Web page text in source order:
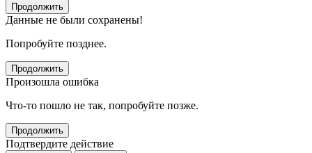
Продолжить
Данные не были сохранены!
Попробуйте позднее.
Продолжить
Произошла ошибка
Что-то пошло не так, попробуйте позже.
Продолжить
Подтвердите действие